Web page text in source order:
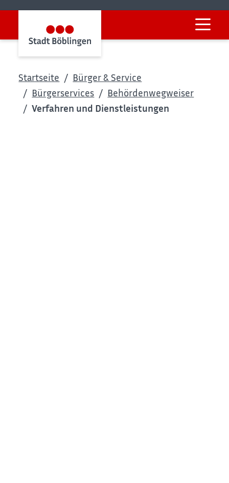
Startseite
Bürger & Service
Bürgerservices
Behördenwegweiser
Verfahren und Dienstleistungen